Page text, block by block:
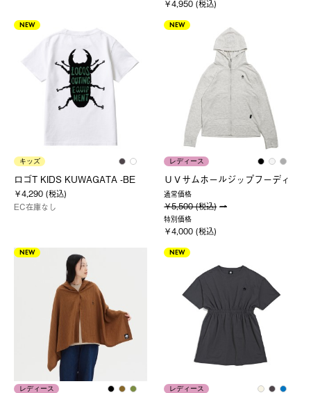
￥4,950 (税込)
NEW
キッズ
ロゴT KIDS KUWAGATA -BE
￥4,290 (税込)
EC在庫なし
NEW
レディース
ＵＶサムホールジップフーディ
通常価格
￥5,500 (税込)
特別価格
￥4,000 (税込)
NEW
レディース
NEW
レディース